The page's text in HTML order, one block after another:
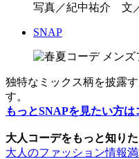
写真／紀中祐介 文
SNAP
独特なミックス柄を披露
す。
もっとSNAPを見たい方は
大人コーデをもっと知り
大人のファッション情報